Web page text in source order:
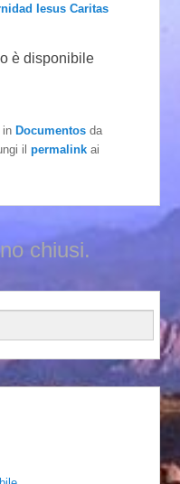
Iesus Caritas
è disponibile
inDocumentos da
ilpermalink ai
chiusi.